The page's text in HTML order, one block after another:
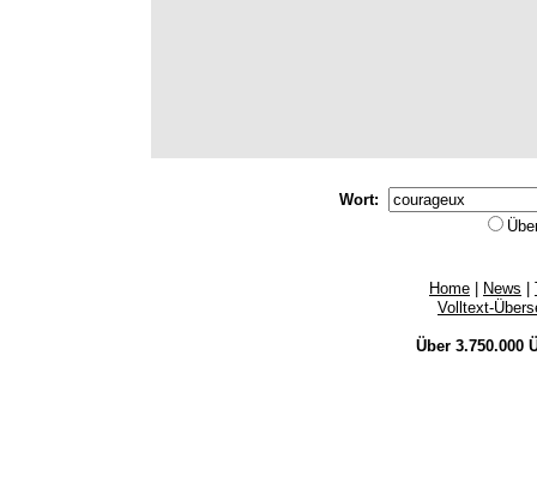
Wort:
Home News
Volltext-
Über 3.750.000